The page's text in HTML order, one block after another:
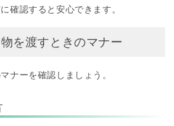
確認すると安心できます。
を渡すときのマナー
ナーを確認しましょう。